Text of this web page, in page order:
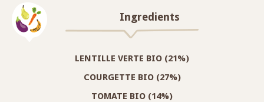
Ingredients
LENTILLE VERTE BIO (21%)
COURGETTE BIO (27%)
TOMATE BIO (14%)